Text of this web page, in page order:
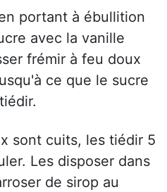
portant à ébullition
avec la vanille
frémir à feu doux
ce que le sucre
sont cuits, les tiédir 5
Les disposer dans
de sirop au